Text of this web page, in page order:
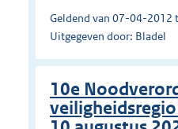
Geldend van 07-04-
Uitgegeven door: Bladel
10e